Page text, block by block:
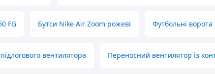
FG Бутси Nike Air Zoom рожеві Футбольні
вентилятора Переносний вентилятор із